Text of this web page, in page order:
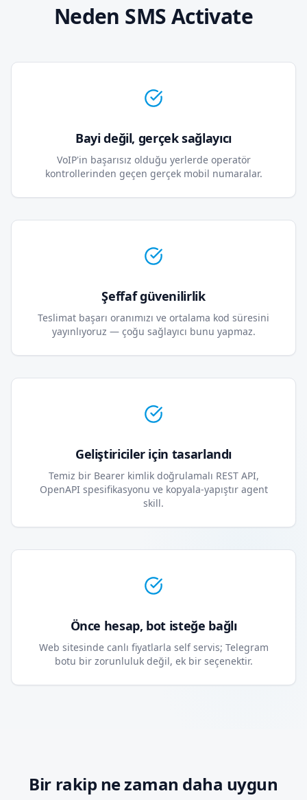
Neden SMS Activate
Bayi değil, gerçek sağlayıcı
VoIP'in başarısız olduğu yerlerde operatör
kontrollerinden geçen gerçek mobil numaralar.
Şeffaf güvenilirlik
Teslimat başarı oranımızı ve ortalama kod süresini
yayınlıyoruz — çoğu sağlayıcı bunu yapmaz.
Geliştiriciler için tasarlandı
Temiz bir Bearer kimlik doğrulamalı REST API,
OpenAPI spesifikasyonu ve kopyala-yapıştır agent
skill.
Önce hesap, bot isteğe bağlı
Web sitesinde canlı fiyatlarla self servis; Telegram
botu bir zorunluluk değil, ek bir seçenektir.
Bir rakip ne zaman daha uygun